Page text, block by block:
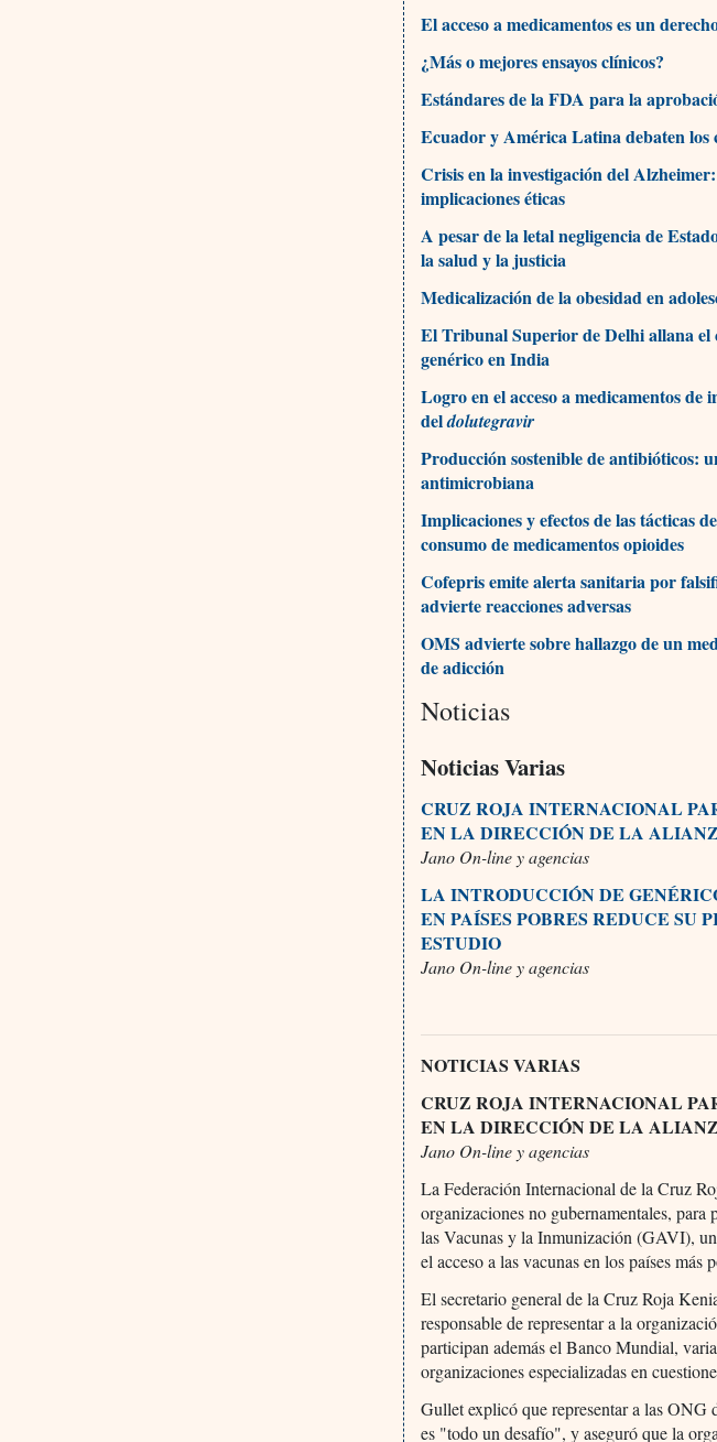
El acceso a medicamentos es un
¿Más o mejores ensayos clínicos?
Estándares de la FDA para la
Ecuador y América Latina debaten los
Crisis en la investigación del
implicaciones éticas
A pesar de la letal negligencia de
la salud y la justicia
Medicalización de la obesidad en
El Tribunal Superior de Delhi allana
genérico en India
Logro en el acceso a medicamentos
deldolutegravir
Producción sostenible de antibióticos:
antimicrobiana
Implicaciones y efectos de las tácticas
consumo de medicamentos opioides
Cofepris emite alerta sanitaria por
advierte reacciones adversas
OMS advierte sobre hallazgo de un
de adicción
Noticias
Noticias Varias
CRUZ ROJA INTERNACIONAL
EN LA DIRECCIÓN DE LA
Jano On-line y agencias
LA INTRODUCCIÓN DE
EN PAÍSES POBRES REDUCE SU
ESTUDIO
Jano On-line y agencias
NOTICIAS VARIAS
CRUZ ROJA INTERNACIONAL
EN LA DIRECCIÓN DE LA
Jano On-line y agencias
La Federación Internacional de la Cruz
organizaciones no gubernamentales,
las Vacunas y la Inmunización (GAVI),
el acceso a las vacunas en los países más
El secretario general de la Cruz Roja
responsable de representar a la
participan además el Banco Mundial,
organizaciones especializadas en
Gullet explicó que representar a las
es "todo un desafío", y aseguró que la